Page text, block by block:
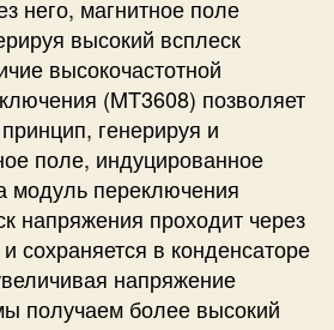
него, магнитное поле
высокий всплеск
высокочастотной
(MT3608) позволяет
генерируя и
поле, индуцированное
модуль переключения
напряжения проходит через
сохраняется в конденсаторе
напряжение
получаем более высокий